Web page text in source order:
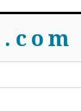
.com